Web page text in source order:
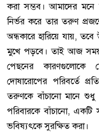
করা সম্ভব। আমাদের মনে
নির্ভর করে তার তরুণ
অন্ধকারে হারিয়ে যায়,
মুখে পড়বে। তাই আজ
পেছনের কারণগুলোকে
দোষারোপের পরিবর্তে
তরুণকে বাঁচানো মানে
পরিবারকে বাঁচানো,
ভবিষ্যৎকে সুরক্ষিত করা।